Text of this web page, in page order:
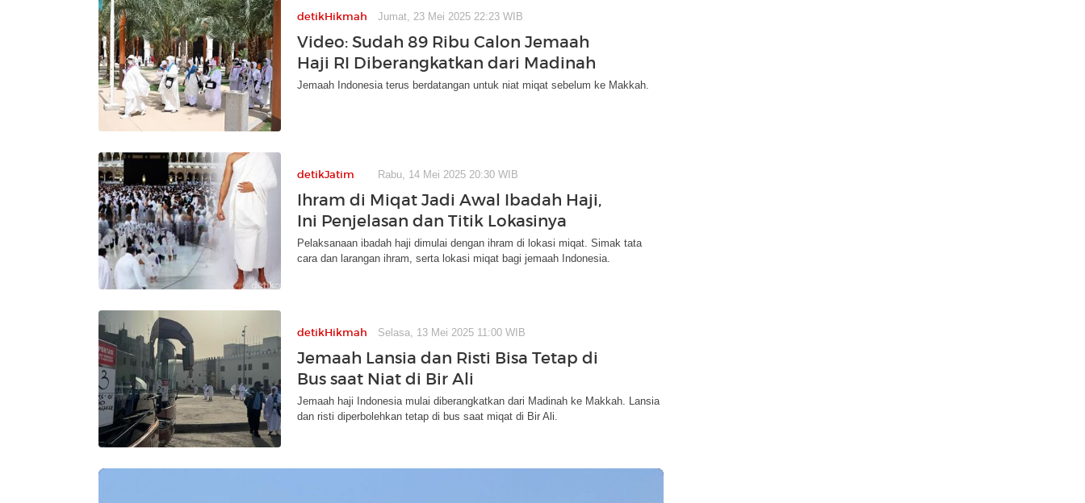
detikHikmah Jumat, 23 Mei 2025 22:23 WIB
Video: Sudah 89 Ribu Calon Jemaah
Haji RI Diberangkatkan dari Madinah
Jemaah Indonesia terus berdatangan untuk niat miqat sebelum ke Makkah.
detikJatim Rabu, 14 Mei 2025 20:30 WIB
Ihram di Miqat Jadi Awal Ibadah Haji,
Ini Penjelasan dan Titik Lokasinya
Pelaksanaan ibadah haji dimulai dengan ihram di lokasi miqat. Simak tata
cara dan larangan ihram, serta lokasi miqat bagi jemaah Indonesia.
detikHikmah Selasa, 13 Mei 2025 11:00 WIB
Jemaah Lansia dan Risti Bisa Tetap di
Bus saat Niat di Bir Ali
Jemaah haji Indonesia mulai diberangkatkan dari Madinah ke Makkah. Lansia
dan risti diperbolehkan tetap di bus saat miqat di Bir Ali.